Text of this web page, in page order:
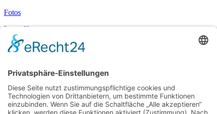
Fotos
Imagefilm
Beratung
Kontakt
Rechtliches